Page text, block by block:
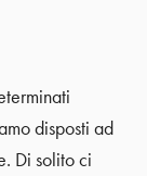
disposti ad
Di solito ci